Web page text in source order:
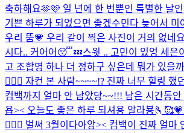
축하해요🫶🩷 일 년에 한 번뿐인 특별한 날
기쁜 하루가 되었으면 좋겠수민다 늦어서 미
우리 뚬💗 우리 같이 찍은 사진이 거의 없네
시다.. 커어어😴💤스윗 .. 고민이 있엉 세은
고 조합명 하나 더 정하구 싶은데 뭐가 있을
🧚🏻‍♀️ 자컨 본 사람~~~~!? 진짜 너무 힐링 했
컴백까지 얼마 안 남았당~~!!! 남은 시간동안
욥>< 오늘도 좋은 하루 되셔용 알라뵹🫰🥰💗
🧚🏻‍♀️ 벌써 3월이다아앙>< 컴백이 진짜 얼마